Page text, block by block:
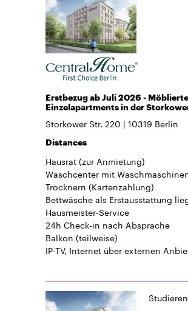
Erstbezug ab Juli 2026 - Möblierte
Einzelapartments in der
Storkower Str. 220 10319 Berlin
Distances
Hausrat(zur Anmietung)
Waschcenter mit
Trocknern (Kartenzahlung)
Bettwäscheals Erstausstattung
Hausmeister-Service
24h Check-in nach Absprache
Balkon (teilweise)
IP-TV, Internet über externen